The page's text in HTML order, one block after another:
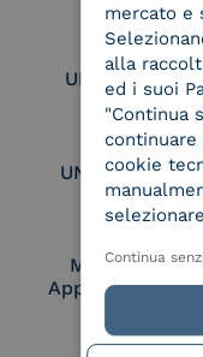
UNI EN ISO
UNI EN ISO
Membro
Approved Trust
mercato e
alla
ed i suoi
"Continua
continuare
cookie
Continua